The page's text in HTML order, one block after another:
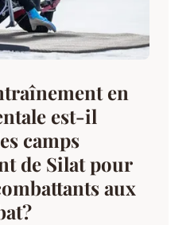
en
est-il
camps
de Silat pour
aux